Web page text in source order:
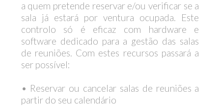
a quem pretende reservar e/ou verificar se a
sala já estará por ventura ocupada. Este
controlo só é eficaz com hardware e
software dedicado para a gestão das salas
de reuniões. Com estes recursos passará a
ser possível:
• Reservar ou cancelar salas de reuniões a
partir do seu calendário